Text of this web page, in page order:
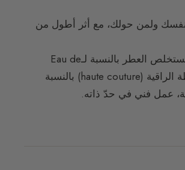
ولمن حولك، مع أثر أطول من
في نهاية المطاف، مستخلص العطر بالنسبة لـEau de
Toilette هو ما الخياطة الراقية (haute couture) بالنسبة
عمل فني في حدّ ذاته.